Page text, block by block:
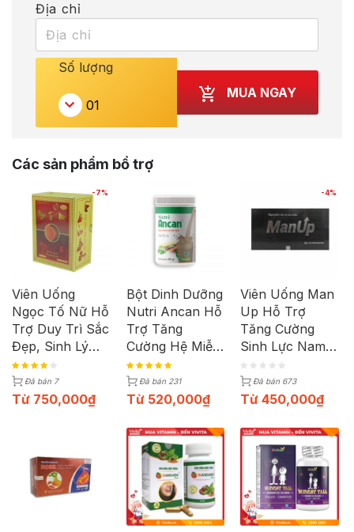
Địa chỉ
Số lượng
MUA NGAY
Các sản phẩm bổ trợ
-7%
Viên Uống
Ngọc Tố Nữ Hỗ
Trợ Duy Trì Sắc
Đẹp, Sinh Lý
Nữ (Hộp 50
Viên)
Đã bán 7
Từ 750,000₫
Bột Dinh Dưỡng
Nutri Ancan Hỗ
Trợ Tăng
Cường Hệ Miễn
Dịch | Hộp 400
gr Đã bán 231
Từ 520,000₫
-4%
Viên Uống Man
Up Hỗ Trợ
Tăng Cường
Sinh Lực Nam
Nhanh (Hộp 6
Viên)
Đã bán 673
Từ450,000₫